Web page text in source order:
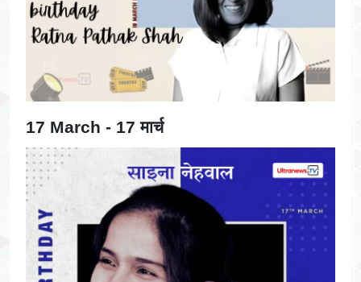
17 March - 17 मार्च